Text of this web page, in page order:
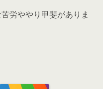
労ややり甲斐がありま